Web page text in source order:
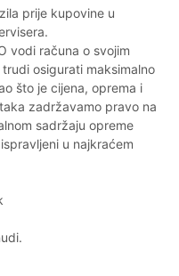
prije kupovine u
vodi računa o svojim
osigurati maksimalno
što je cijena, oprema i
zadržavamo pravo na
sadržaju opreme
u najkraćem